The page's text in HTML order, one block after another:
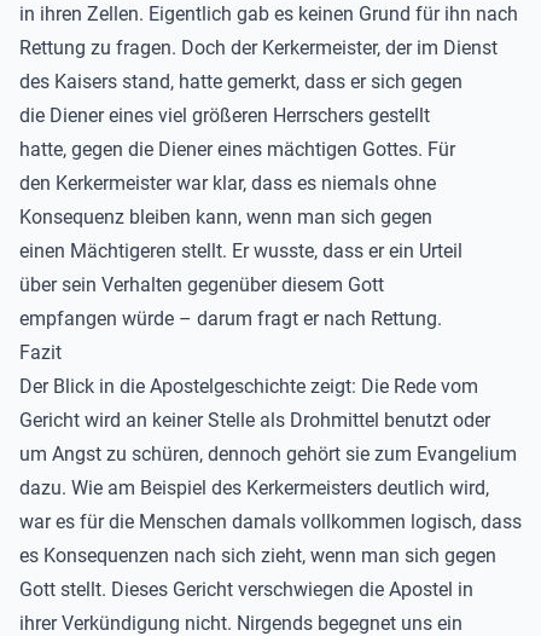
in ihren Zellen. Eigentlich gab es keinen Grund für ihn nach
Rettung zu fragen. Doch der Kerkermeister, der im Dienst
des Kaisers stand, hatte gemerkt, dass er sich gegen
die Diener eines viel größeren Herrschers gestellt
hatte, gegen die Diener eines mächtigen Gottes. Für
den Kerkermeister war klar, dass es niemals ohne
Konsequenz bleiben kann, wenn man sich gegen
einen Mächtigeren stellt. Er wusste, dass er ein Urteil
über sein Verhalten gegenüber diesem Gott
empfangen würde – darum fragt er nach Rettung.
Fazit
Der Blick in die Apostelgeschichte zeigt: Die Rede vom
Gericht wird an keiner Stelle als Drohmittel benutzt oder
um Angst zu schüren, dennoch gehört sie zum Evangelium
dazu. Wie am Beispiel des Kerkermeisters deutlich wird,
war es für die Menschen damals vollkommen logisch, dass
es Konsequenzen nach sich zieht, wenn man sich gegen
Gott stellt. Dieses Gericht verschwiegen die Apostel in
ihrer Verkündigung nicht. Nirgends begegnet uns ein